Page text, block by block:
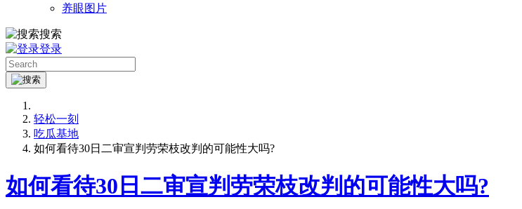
养眼图片
搜索
登录
轻松一刻
吃瓜基地
如何看待30日二审宣判劳荣枝改判的可能性大吗?
如何看待30日二审宣判劳荣枝改判的可能性大吗?